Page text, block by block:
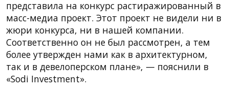
представила на конкурс растиражированный в
масс-медиа проект. Этот проект не видели ни в
жюри конкурса, ни в нашей компании.
Соответственно он не был рассмотрен, а тем
более утвержден нами как в архитектурном,
так и в девелоперском плане», — пояснили в
«Sodi Investment».